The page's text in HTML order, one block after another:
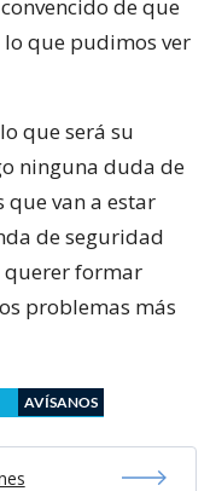
de que
lo que pudimos ver
que será su
ninguna duda de
que van a estar
de seguridad
querer formar
problemas más
AVÍSANOS